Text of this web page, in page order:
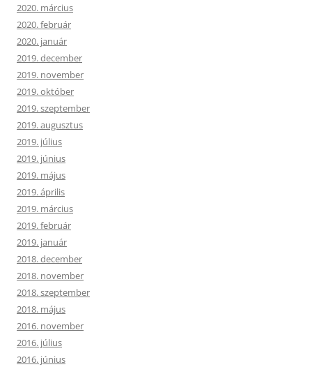
2020. március
2020. február
2020. január
2019. december
2019. november
2019. október
2019. szeptember
2019. augusztus
2019. július
2019. június
2019. május
2019. április
2019. március
2019. február
2019. január
2018. december
2018. november
2018. szeptember
2018. május
2016. november
2016. július
2016. június